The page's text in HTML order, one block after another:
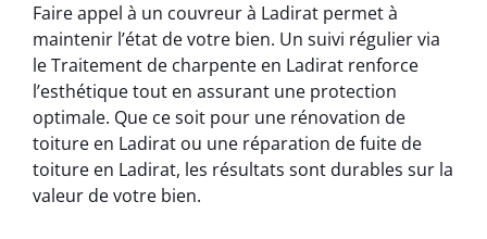
Faire appel à un couvreur à Ladirat permet à
maintenir l’état de votre bien. Un suivi régulier via
le Traitement de charpente en Ladirat renforce
l’esthétique tout en assurant une protection
optimale. Que ce soit pour une rénovation de
toiture en Ladirat ou une réparation de fuite de
toiture en Ladirat, les résultats sont durables sur la
valeur de votre bien.